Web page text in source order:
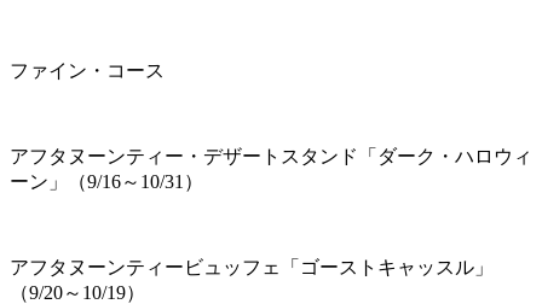
ファイン・コース
アフタヌーンティー・デザートスタンド「ダーク・ハロウィ
ーン」（9/16～10/31）
アフタヌーンティービュッフェ「ゴーストキャッスル」
（9/20～10/19）